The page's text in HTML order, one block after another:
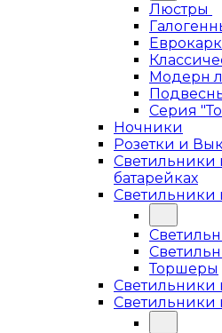
Люстры
Модерн
Серия
Ночники
Розетки и
Светильники
батарейках
Светильники
Торшеры
Светильники
Светильники